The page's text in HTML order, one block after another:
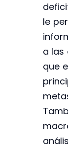
le
a las
que